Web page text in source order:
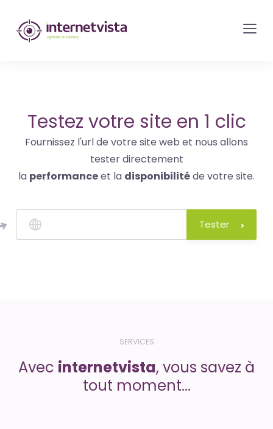
internetvista
monitoring
site
web
et
de
services
internet-
Uptime
is
Testez votre site en 1 clic
Fournissez l'url de votre site web et nous allons
tester directement
la performanceet la disponibilitéde votre site.
Tester
SERVICES
Avec internetvista, vous savez à
tout moment...